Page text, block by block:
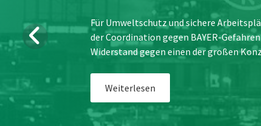
Für Umweltschutz und sichere
der Coordination gegen BAYER-
Widerstand gegen einen der großen
Weiterlesen